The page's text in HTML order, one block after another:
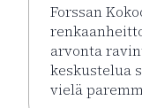
Forssan
arvonta
keskustelua
vielä